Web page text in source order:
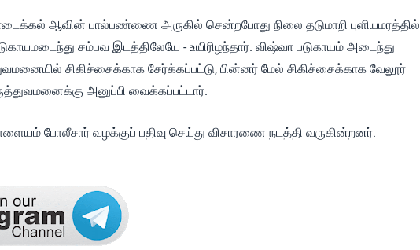
ஆவின் பால்பண்ணை அருகில் சென்றபோது நிலை தடுமாறி புளியமரத்தில்
சம்பவ இடத்திலேயே - உயிரிழந்தார். விஷ்வா படுகாயம் அடைந்து
சிகிச்சைக்காக சேர்க்கப்பட்டு, பின்னர் மேல் சிகிச்சைக்காக வேலூர்
அனுப்பி வைக்கப்பட்டார்.
போலீசார் வழக்குப் பதிவு செய்து விசாரணை நடத்தி வருகின்றனர்.